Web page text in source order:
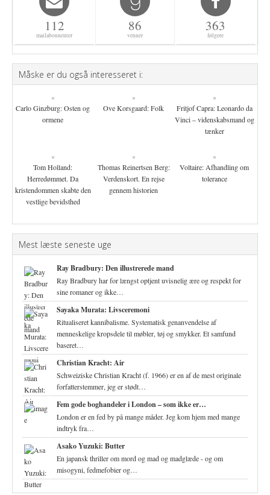
112
mailabonnenter
86
venner
363
følgere
Måske er du også interesseret i:
Carlo Ginzburg: Osten og
ormene
Ove Korsgaard: Folk
Fritjof Capra: Leonardo da
Vinci – videnskabsmand og
tænker
Tom Holland:
Herredømmet. Da
kristendommen skabte den
vestlige bevidsthed
Thomas Reinertsen Berg:
Verdenskort. En rejse
gennem historien
Voltaire: Afhandling om
tolerance
Mest læste seneste uge
Ray Bradbury: Den illustrerede mand
Ray Bradbury har for længst optjent uvisnelig ære og respekt for
sine romaner og ikke…
Sayaka Murata: Livsceremoni
Ritualiseret kannibalisme. Systematisk genanvendelse af
menneskelige kropsdele til møbler, tøj og smykker. Et samfund
baseret…
Christian Kracht: Air
Schweiziske Christian Kracht (f. 1966) er en af de mest originale
forfatterstemmer, jeg er stødt…
Fem gode boghandeler i London – som ikke er…
London er en fed by på mange måder. Jeg kom hjem med mange
indtryk fra…
Asako Yuzuki: Butter
En japansk thriller om mord og mad og madglæde - og om
misogyni, fedmefobier og…